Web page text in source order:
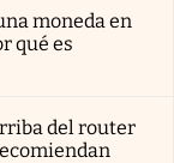
moneda en
qué es
del router